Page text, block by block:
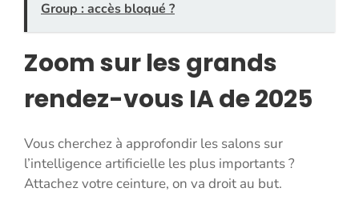
Group : accès bloqué ?
Zoom sur les grands
rendez-vous IA de 2025
Vous cherchez à approfondir les salons sur
l’intelligence artificielle les plus importants ?
Attachez votre ceinture, on va droit au but.